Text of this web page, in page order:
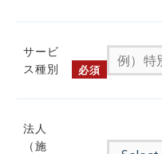
サービ
ス種別
必須
法人
（施